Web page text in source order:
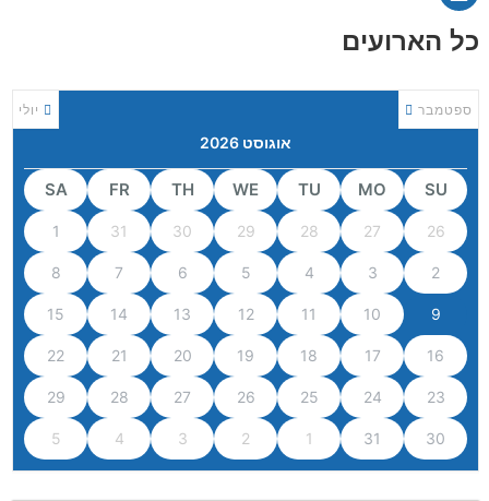
כל הארועים
יולי
אוגוסט 2026
ספטמבר
SU
MO
TU
WE
TH
FR
SA
26
27
28
29
30
31
1
2
3
4
5
6
7
8
9
10
11
12
13
14
15
16
17
18
19
20
21
22
23
24
25
26
27
28
29
30
31
1
2
3
4
5